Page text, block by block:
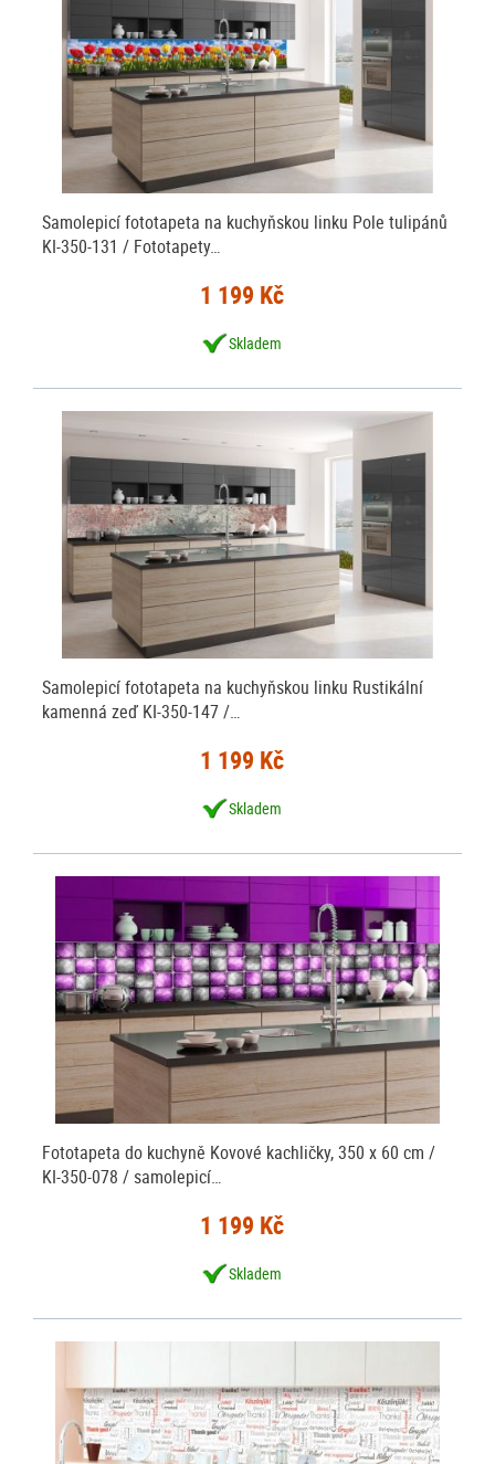
Samolepicí fototapeta na kuchyňskou linku Pole tulipánů
KI-350-131 / Fototapety…
1 199 Kč
Skladem
Samolepicí fototapeta na kuchyňskou linku Rustikální
kamenná zeď KI-350-147 /…
1 199 Kč
Skladem
Fototapeta do kuchyně Kovové kachličky, 350 x 60 cm /
KI-350-078 / samolepicí…
1 199 Kč
Skladem